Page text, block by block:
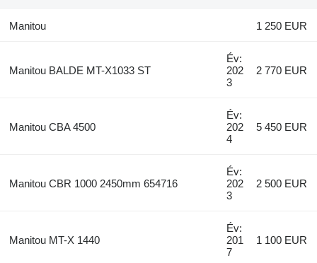
Manitou 1 250 EUR
Manitou BALDE MT-X1033 ST
Év:
202
3
2 770 EUR
Manitou CBA 4500
Év:
202
4
5 450 EUR
Manitou CBR 1000 2450mm 654716
Év:
202
3
2 500 EUR
Manitou MT-X 1440
Év:
201
7
1 100 EUR